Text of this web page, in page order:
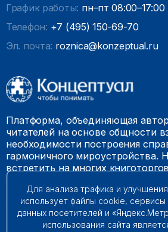
График работы: пн–пт
Телефон: +7 (495) 150-69-70
Эл. почта: roznica@konzeptual.ru
Платформа, объединяющая
читателей на основе общности
необходимости построения
гармоничного мироустройства.
встретить на многих
© 2009 – 2026. Все права
Для анализа трафика и
использует файлы cookie, сервисы
данных посетителей и
использования сайта